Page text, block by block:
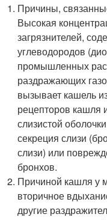
Причины,
Высокая
загрязнителей,
углеводородов
промышленных
раздражающих
вызывает кашель
рецепторов кашля
слизистой
секреция слизи
слизи) или
бронхов.
Причиной кашля у
вторичное
другие